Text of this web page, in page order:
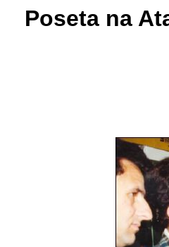
Poseta na